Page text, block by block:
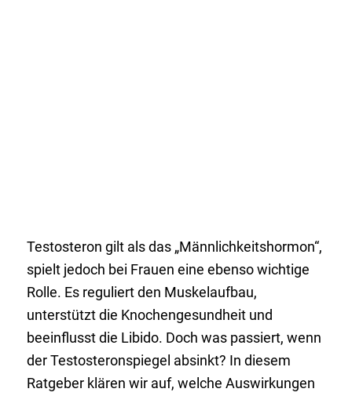
Testosteron gilt als das „Männlichkeitshormon“,
spielt jedoch bei Frauen eine ebenso wichtige
Rolle. Es reguliert den Muskelaufbau,
unterstützt die Knochengesundheit und
beeinflusst die Libido. Doch was passiert, wenn
der Testosteronspiegel absinkt? In diesem
Ratgeber klären wir auf, welche Auswirkungen